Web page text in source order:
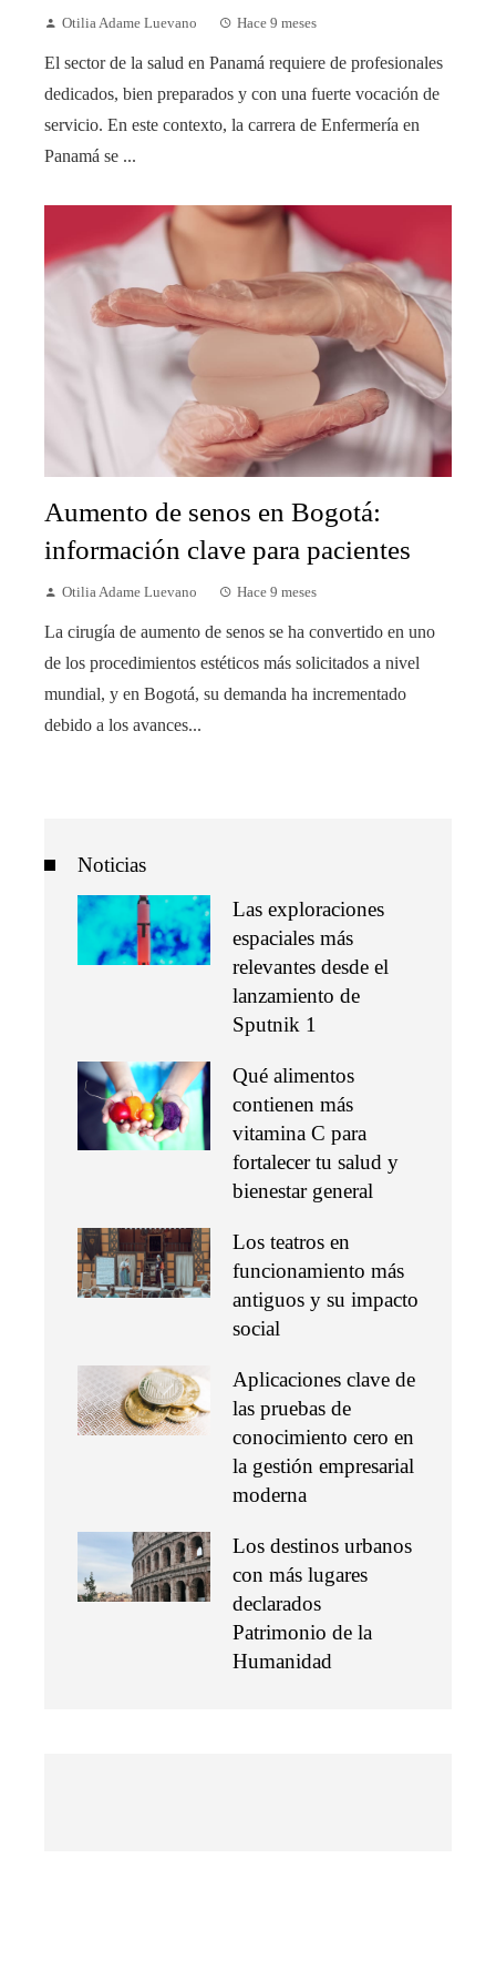
Otilia Adame Luevano Hace 9 meses
El sector de la salud en Panamá requiere de profesionales
dedicados, bien preparados y con una fuerte vocación de
servicio. En este contexto, la carrera de Enfermería en
Panamá se ...
Aumento de senos en Bogotá:
información clave para pacientes
Otilia Adame Luevano Hace 9 meses
La cirugía de aumento de senos se ha convertido en uno
de los procedimientos estéticos más solicitados a nivel
mundial, y en Bogotá, su demanda ha incrementado
debido a los avances...
Noticias
Las exploraciones
espaciales más
relevantes desde el
lanzamiento de
Sputnik 1
Qué alimentos
contienen más
vitamina C para
fortalecer tu salud y
bienestar general
Los teatros en
funcionamiento más
antiguos y su impacto
social
Aplicaciones clave de
las pruebas de
conocimiento cero en
la gestión empresarial
moderna
Los destinos urbanos
con más lugares
declarados
Patrimonio de la
Humanidad